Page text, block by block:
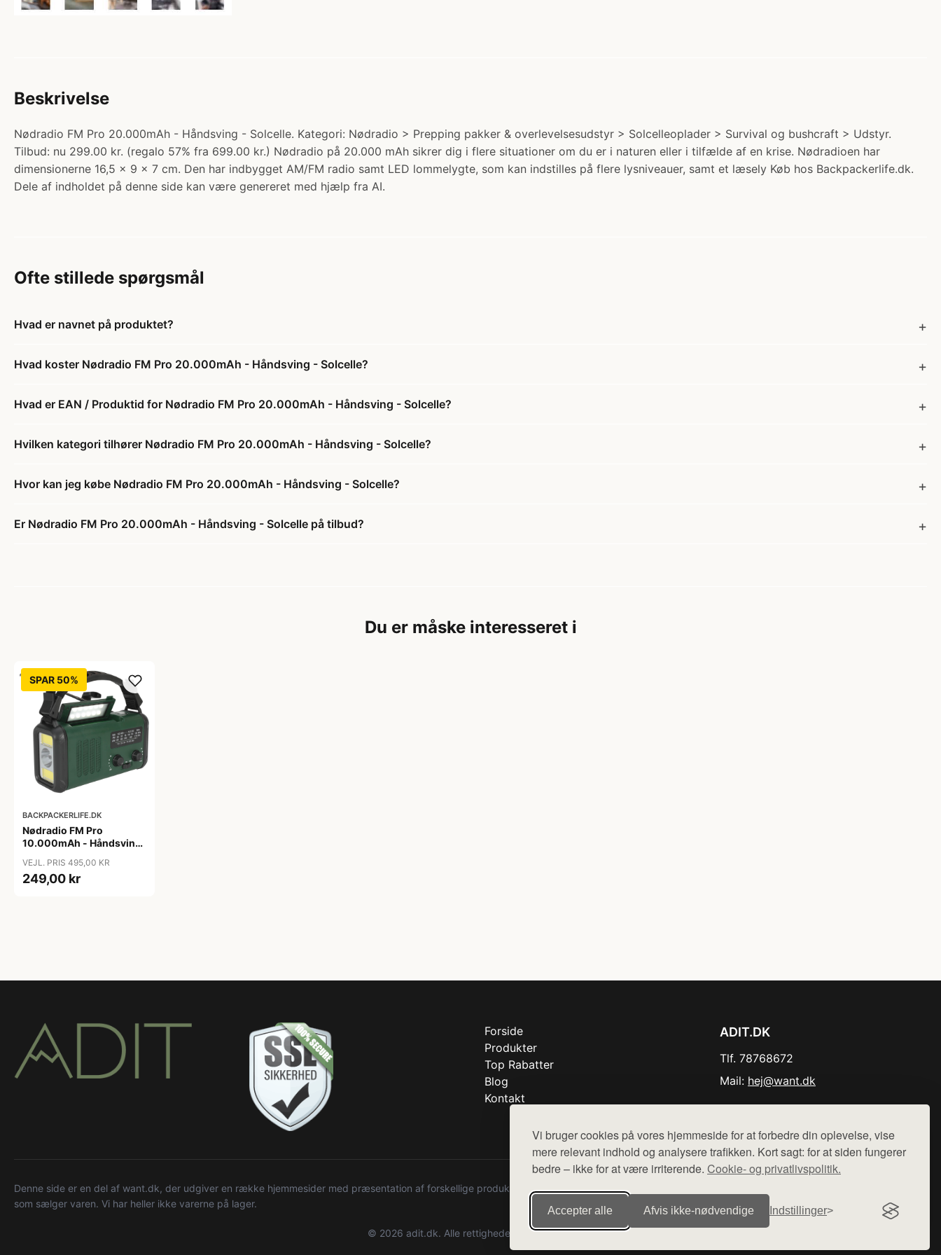
Vi bruger cookies på vores hjemmeside for at forbedre din oplevelse, vise
mere relevant indhold og analysere trafikken. Kort sagt: for at siden fungerer
bedre – ikke for at være irriterende. Cookie- og privatlivspolitik.
Accepter alle Afvis ikke‑nødvendige Indstillinger
Beskrivelse
Nødradio FM Pro 20.000mAh - Håndsving - Solcelle. Kategori: Nødradio > Prepping pakker & overlevelsesudstyr > Solcelleoplader > Survival og bushcraft > Udstyr.
Tilbud: nu 299.00 kr. (regalo 57% fra 699.00 kr.) Nødradio på 20.000 mAh sikrer dig i flere situationer om du er i naturen eller i tilfælde af en krise. Nødradioen har
dimensionerne 16,5 x 9 x 7 cm. Den har indbygget AM/FM radio samt LED lommelygte, som kan indstilles på flere lysniveauer, samt et læsely Køb hos Backpackerlife.dk.
Dele af indholdet på denne side kan være genereret med hjælp fra AI.
Ofte stillede spørgsmål
Hvad er navnet på produktet?
Hvad koster Nødradio FM Pro 20.000mAh - Håndsving - Solcelle?
Hvad er EAN / Produktid for Nødradio FM Pro 20.000mAh - Håndsving - Solcelle?
Hvilken kategori tilhører Nødradio FM Pro 20.000mAh - Håndsving - Solcelle?
Hvor kan jeg købe Nødradio FM Pro 20.000mAh - Håndsving - Solcelle?
Er Nødradio FM Pro 20.000mAh - Håndsving - Solcelle på tilbud?
Du er måske interesseret i
SPAR 50%
BACKPACKERLIFE.DK
Nødradio FM Pro
10.000mAh - Håndsving
VEJL. PRIS 495,00 KR
249,00 kr
Forside
Produkter
Top Rabatter
Blog
Kontakt
ADIT.DK
Tlf. 78768672
Mail: hej@want.dk
Denne side er en del af want.dk, der udgiver en række hjemmesider med præsentation af forskellige produkter fra diverse webshops. Der sælges ikke varer fra denne side - vi henviser til de shops,
som sælger varen. Vi har heller ikke varerne på lager.
© 2026 adit.dk. Alle rettigheder forbeholdes.